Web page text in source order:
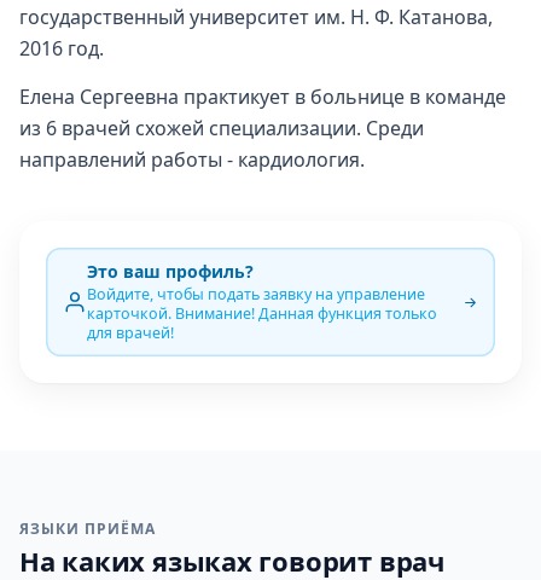
государственный университет им. Н. Ф. Катанова,
2016 год.
Елена Сергеевна практикует в больнице в команде
из 6 врачей схожей специализации. Среди
направлений работы - кардиология.
Это ваш профиль?
Войдите, чтобы подать заявку на управление
карточкой. Внимание! Данная функция только
для врачей!
ЯЗЫКИ ПРИЁМА
На каких языках говорит врач